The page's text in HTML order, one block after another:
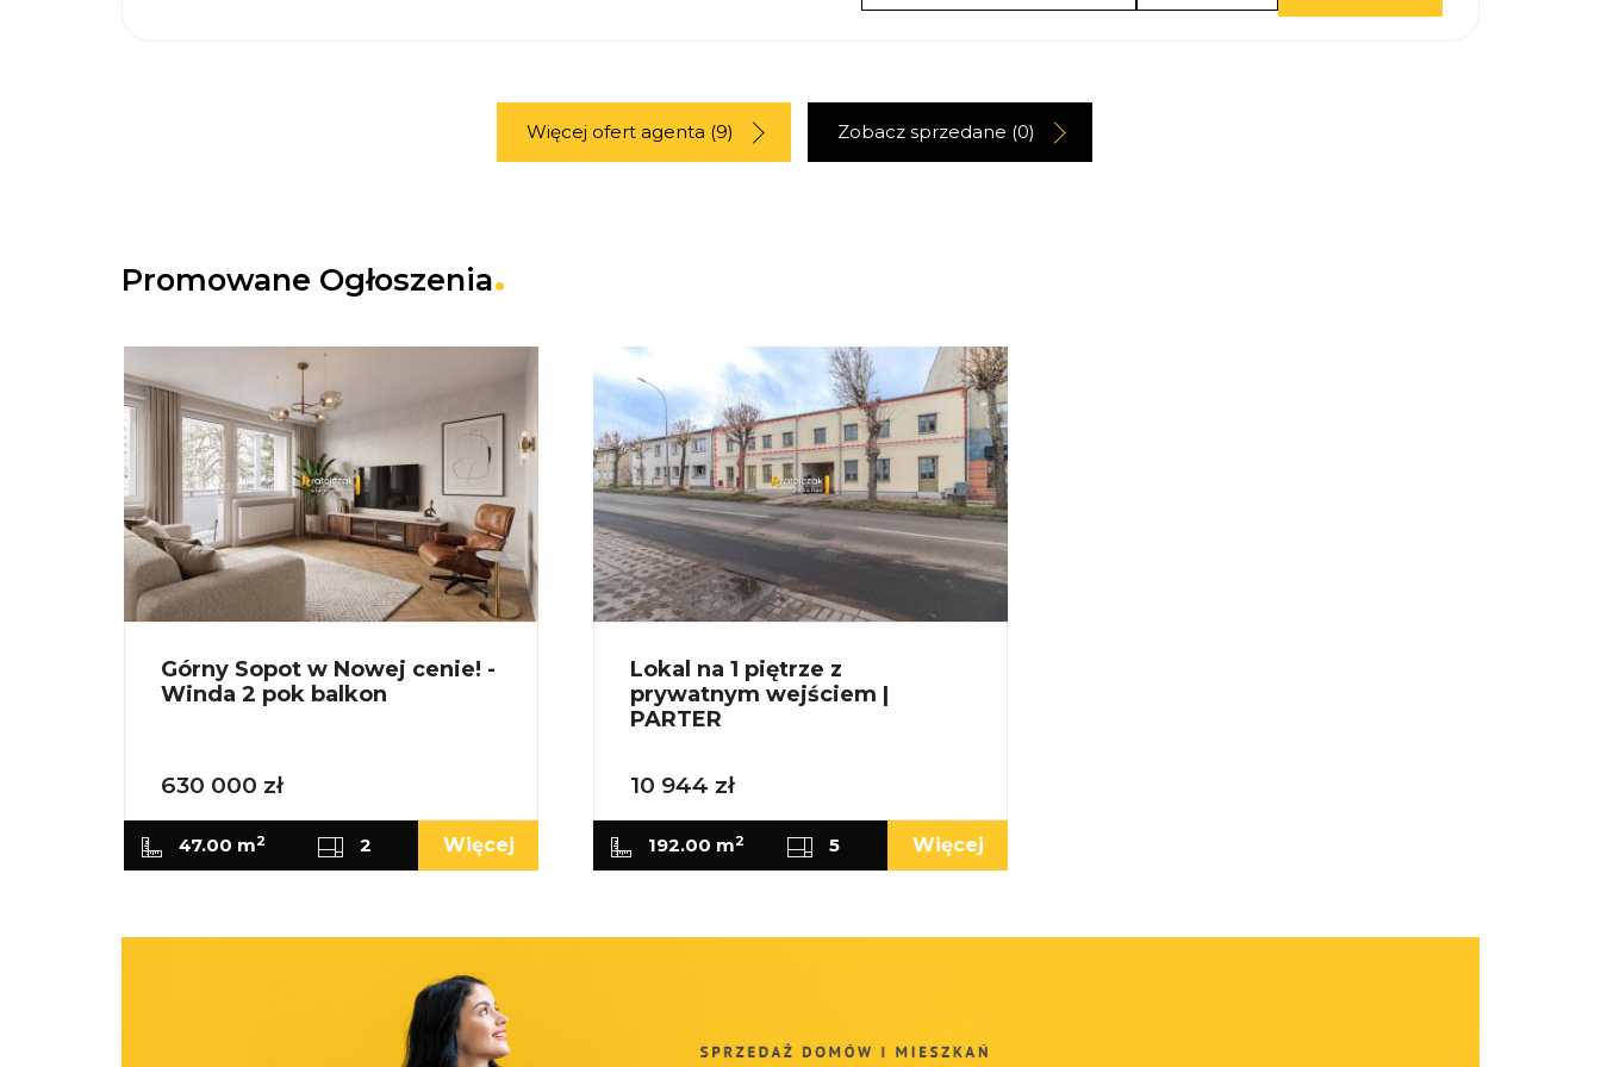
Więcej ofert agenta (9) Zobacz sprzedane (0)
Promowane Ogłoszenia
Górny Sopot w Nowej cenie! -
Winda 2 pok balkon
630 000 zł
47.00 m2 2 Więcej
Lokal na 1 piętrze z
prywatnym wejściem |
PARTER
10 944 zł
192.00 m2 5 Więcej